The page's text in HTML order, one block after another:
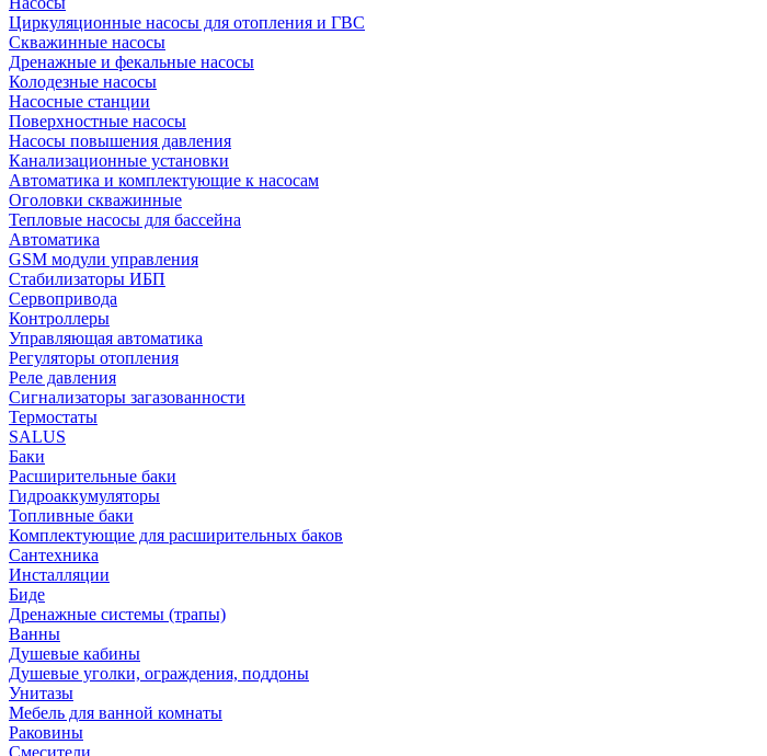
Циркуляционные насосы для отопления и ГВС
Скважинные насосы
Дренажные и фекальные насосы
Колодезные насосы
Насосные станции
Поверхностные насосы
Насосы повышения давления
Канализационные установки
Автоматика и комплектующие к насосам
Оголовки скважинные
Тепловые насосы для бассейна
Автоматика
GSM модули управления
Стабилизаторы ИБП
Сервопривода
Контроллеры
Управляющая автоматика
Регуляторы отопления
Реле давления
Сигнализаторы загазованности
Термостаты
SALUS
Баки
Расширительные баки
Гидроаккумуляторы
Топливные баки
Комплектующие для расширительных баков
Сантехника
Инсталляции
Биде
Дренажные системы (трапы)
Ванны
Душевые кабины
Душевые уголки, ограждения, поддоны
Унитазы
Мебель для ванной комнаты
Раковины
Смесители